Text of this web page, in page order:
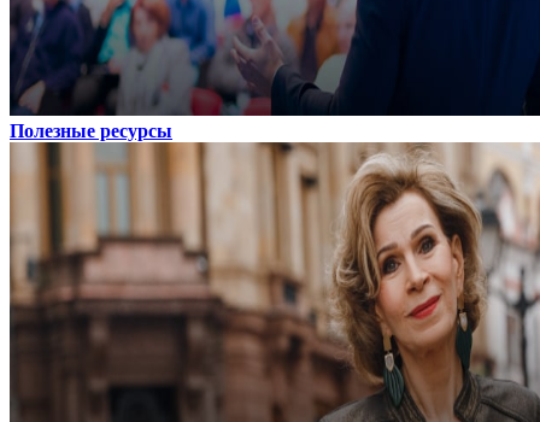
Полезные ресурсы